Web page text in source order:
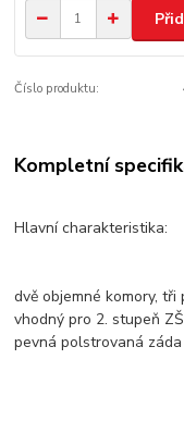
Číslo produktu:
Kompletní
Hlavní charakteristika:
dvě objemné komory,
vhodný pro 2. stupeň
pevná polstrovaná